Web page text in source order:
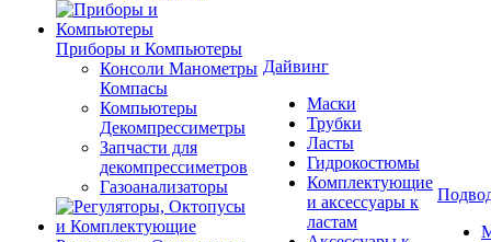
Приборы и Компьютеры
Консоли Манометры
Компасы
Компьютеры
Декомпрессиметры
Запчасти для
декомпрессиметров
Газоанализаторы
Дайвинг
Маски
Трубки
Ласты
Гидрокостюмы
Комплектующие
и аксессуары к
ластам